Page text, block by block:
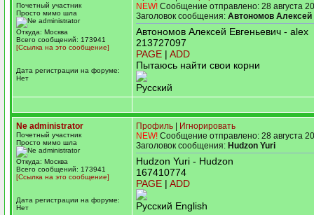
Почетный участник
Просто мимо шла
Откуда: Москва
Всего сообщений: 173941
[Ссылка на это сообщение]
Дата регистрации на форуме:
Нет
NEW! Сообщение отправлено: 28 августа
Заголовок сообщения: Автономов Алексей
Автономов Алексей Евгеньевич - alex
213727097
PAGE | ADD
Пытаюсь найти свои корни
Русский
Ne administrator
Почетный участник
Просто мимо шла
Откуда: Москва
Всего сообщений: 173941
[Ссылка на это сообщение]
Дата регистрации на форуме:
Нет
Профиль
Игнорировать
NEW! Сообщение отправлено: 28 августа
Заголовок сообщения: Hudzon Yuri
Hudzon Yuri - Hudzon
167410774
PAGE | ADD
Русский English